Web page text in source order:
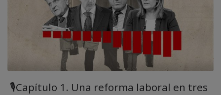
🎙Capítulo 1. Una reforma laboral en tres